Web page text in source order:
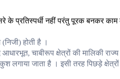
के प्रतिस्पर्धी नहीं परंतु पूरक बनकर
होती है ।
चाबीरूप क्षेत्रों की मालिकी राज्य
लगाया जाता है । इसी तरह पिछड़े